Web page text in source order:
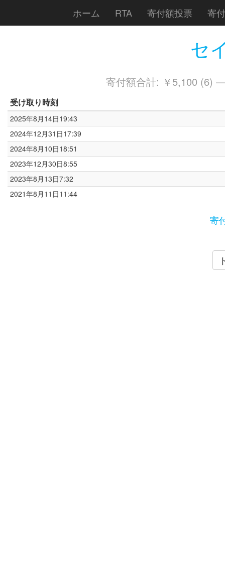
ホーム RTA 寄付額投票 寄
セ
寄付額合計: ￥5,100 (6)
受け取り時刻
2025年8月14日19:43
2024年12月31日17:39
2024年8月10日18:51
2023年12月30日8:55
2023年8月13日7:32
2021年8月11日11:44
寄